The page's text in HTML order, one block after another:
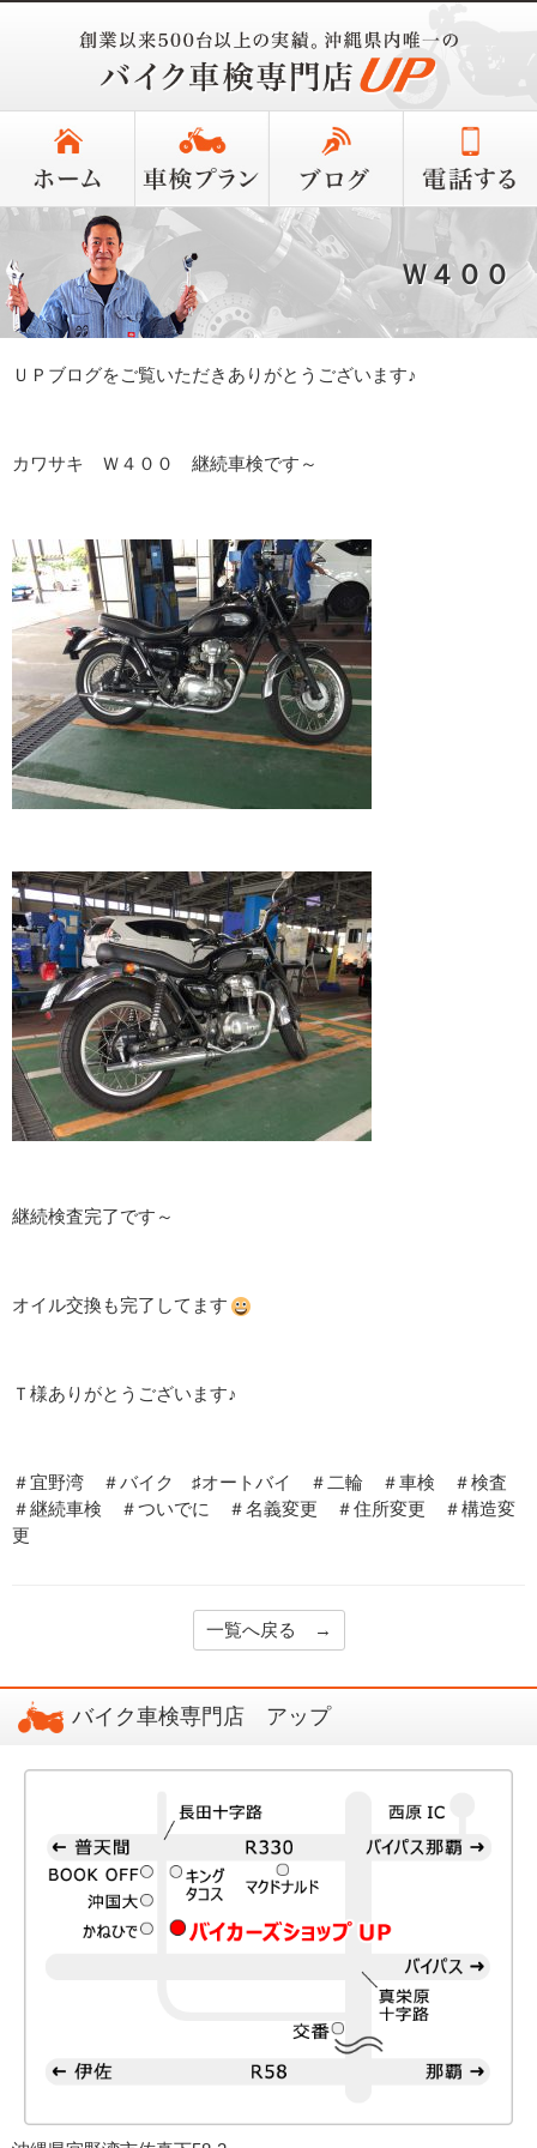
Ｗ４００
ＵＰブログをご覧いただきありがとうございます♪
カワサキ Ｗ４００ 継続車検です～
継続検査完了です～
オイル交換も完了してます
Ｔ様ありがとうございます♪
＃宜野湾 ＃バイク ♯オートバイ ＃二輪 ＃車検 ＃検査
＃継続車検 ＃ついでに ＃名義変更 ＃住所変更 ＃構造変
更
一覧へ戻る →
バイク車検専門店 アップ